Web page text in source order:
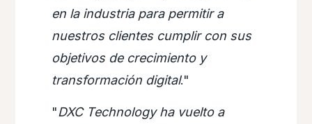
en la industria para permitir a
nuestros clientes cumplir con sus
objetivos de crecimiento y
transformación digital."
"DXC Technology ha vuelto a